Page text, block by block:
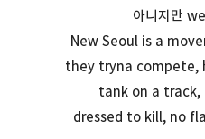
아니지만
New Seoul is a
they tryna compete,
tank on a track,
dressed to kill, no